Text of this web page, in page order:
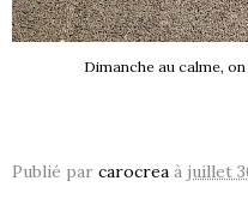
Dimanche au calme,
Publié par carocrea à juillet